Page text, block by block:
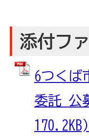
添付フ
6つくば
委託 公
170.2KB)